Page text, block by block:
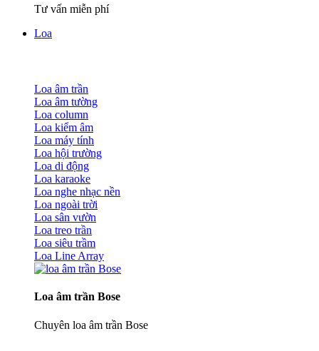
Tư vấn miễn phí
Loa
Loa âm trần
Loa âm tường
Loa column
Loa kiểm âm
Loa máy tính
Loa hội trường
Loa di động
Loa karaoke
Loa nghe nhạc nền
Loa ngoài trời
Loa sân vườn
Loa treo trần
Loa siêu trầm
Loa Line Array
Loa âm trần Bose
Chuyên loa âm trần Bose